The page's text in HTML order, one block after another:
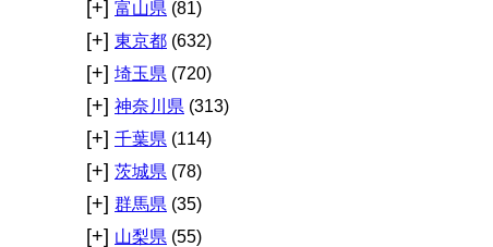
[+] 富山県 (81)
[+] 東京都 (632)
[+] 埼玉県 (720)
[+] 神奈川県 (313)
[+] 千葉県 (114)
[+] 茨城県 (78)
[+] 群馬県 (35)
[+] 山梨県 (55)